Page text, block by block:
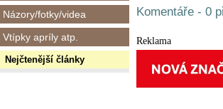
Názory/fotky/videa
Vtípky apríly atp.
Nejčtenější články
Komentáře - 0
Reklama